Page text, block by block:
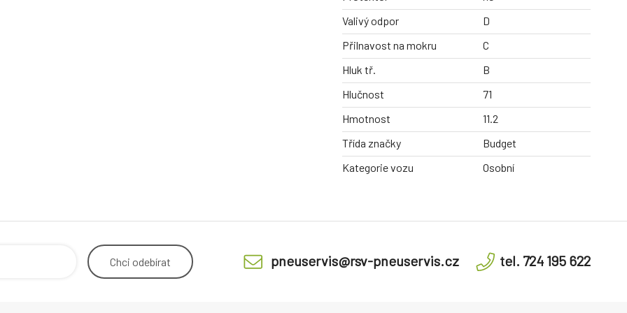
Valivý odpor
D
Přilnavost na mokru
C
Hluk tř.
B
Hlučnost
71
Hmotnost
11.2
Třída značky
Budget
Kategorie vozu
Osobní
Chci odebírat pneuservis@rsv-pneuservis.cz tel. 724 195 622